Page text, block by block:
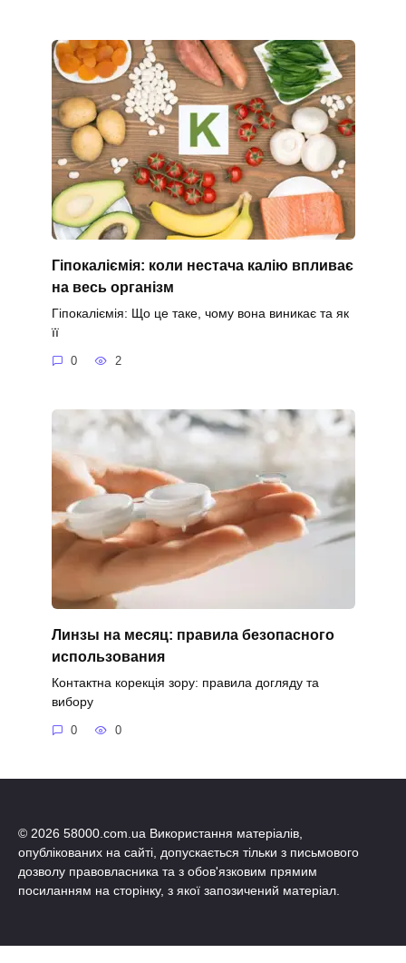
Гіпокаліємія: коли нестача калію впливає
на весь організм
Гіпокаліємія: Що це таке, чому вона виникає та як
її
0 2
Линзы на месяц: правила безопасного
использования
Контактна корекція зору: правила догляду та
вибору
0 0
© 2026 58000.com.ua Використання матеріалів,
опублікованих на сайті, допускається тільки з письмового
дозволу правовласника та з обов'язковим прямим
посиланням на сторінку, з якої запозичений матеріал.